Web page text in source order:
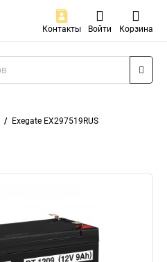
Контакты Войти Корзина
Exegate EX297519RUS